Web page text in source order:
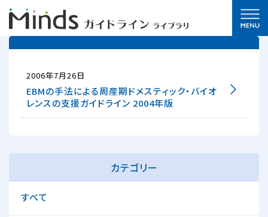
2006年7月26日
EBMの手法による周産期ドメスティック・バイオ
レンスの支援ガイドライン 2004年版
カテゴリー
すべて